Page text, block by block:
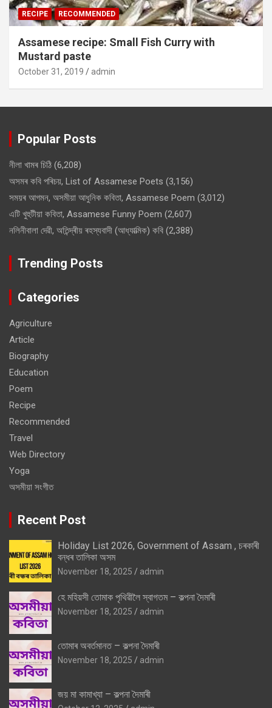
RECIPE RECOMMENDED
Assamese recipe: Small Fish Curry with
Mustard paste
October 31, 2019 admin
Popular Posts
নীলা খামৰ চিঠি (6,208)
অসমৰ কবি পৰিচয়, List of Assamese Poets (3,156)
সময়ৰ আগমন, অসমীয়া আধুনিক কবিতা, Assamese Poem (3,012)
এটি খুহুটীয়া কবিতা, Assamese Funny Poem (2,607)
নলিনীবালা দেৱী, অতিন্দ্ৰীয় ৰহস্যবাদী (আধ্যাত্মিক) কবি (2,388)
Trending Posts
Categories
Agriculture
Article
Biography
Education
Poem
Recipe
Recommended
Travel
Web Directory
Yoga
অসমীয়া সংগীত
Recent Post
Holiday List 2026, Government of Assam , চৰকাৰী
বন্ধৰ তালিকা অসম
November 18, 2025 admin
হে মহিয়সী তোমাক পৃথিৱীলৈ স্বাগতম – কল্পনা দৈমাৰী
November 18, 2025 admin
তোমাৰ অবৰ্তমানত – কল্পনা দৈমাৰী
November 18, 2025 admin
জয় মা কামাখ্যা – কল্পনা দৈমাৰী